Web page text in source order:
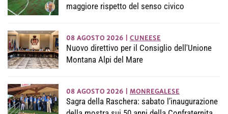
maggiore rispetto del senso civico
08 AGOSTO 2026 CUNEESE
Nuovo direttivo per il Consiglio dell'Unione
Montana Alpi del Mare
08 AGOSTO 2026 MONREGALESE
Sagra della Raschera: sabato l’inaugurazione